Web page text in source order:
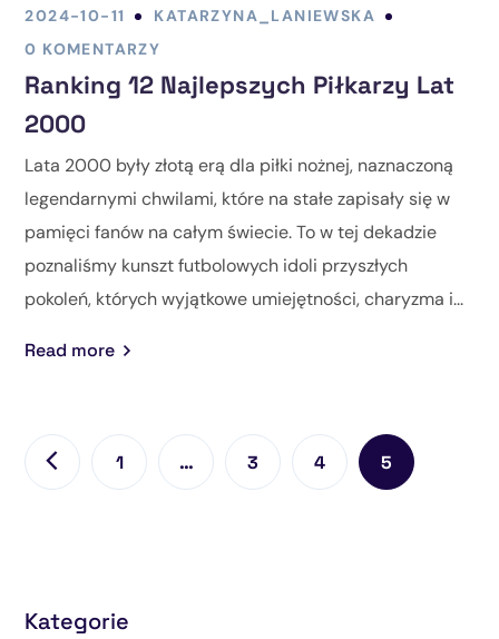
2024-10-11
KATARZYNA_LANIEWSKA
0 KOMENTARZY
Ranking 12 Najlepszych Piłkarzy Lat
2000
Lata 2000 były złotą erą dla piłki nożnej, naznaczoną
legendarnymi chwilami, które na stałe zapisały się w
pamięci fanów na całym świecie. To w tej dekadzie
poznaliśmy kunszt futbolowych idoli przyszłych
pokoleń, których wyjątkowe umiejętności, charyzma i...
Read more
1 … 3 4 5
Kategorie